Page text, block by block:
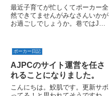
最近子育てが忙しくてポーカー全
然できてませんがみなさんいかが
お過ごしでしょうか。巷ではJPT
だそうです。
ポーカー日記
AJPCのサイト運営を任さ
れることになりました。
こんにちは。鮫肌です。更新サボ